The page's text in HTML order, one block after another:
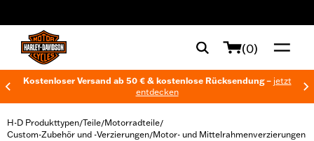
(0)
Kostenloser Versand ab 50 € & kostenlose Rücksendung – jetzt
entdecken
H-D Produkttypen/Teile/Motorradteile/
Custom-Zubehör und -Verzierungen/Motor- und Mittelrahmenverzierungen